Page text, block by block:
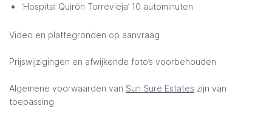
‘Hospital Quirón Torrevieja’ 10 autominuten
Video en plattegronden op aanvraag
Prijswijzigingen en afwijkende foto’s voorbehouden
Algemene voorwaarden van Sun Sure Estates zijn van
toepassing